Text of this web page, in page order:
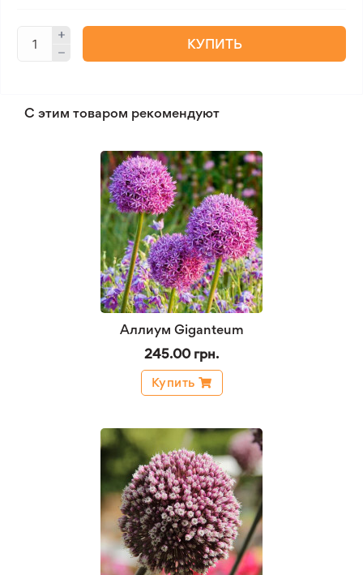
КУПИТЬ
С этим товаром рекомендуют
Аллиум Giganteum
245.00 грн.
Купить